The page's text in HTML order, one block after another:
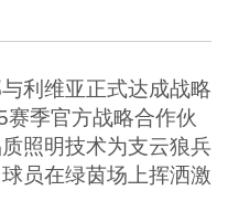
利维亚正式达成战略
季官方战略合作伙
照明技术为支云狼兵
员在绿茵场上挥洒激